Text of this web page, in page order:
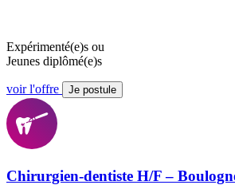
Expérimenté(e)s ou
Jeunes diplômé(e)s
voir l'offre Je postule
Chirurgien-dentiste H/F –